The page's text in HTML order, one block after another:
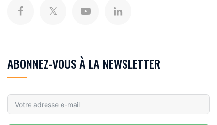
ABONNEZ-VOUS À LA NEWSLETTER